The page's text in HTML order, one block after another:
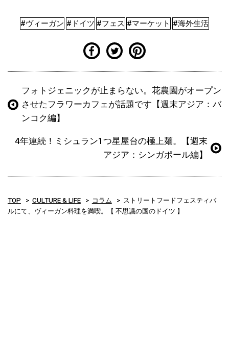
#ヴィーガン #ドイツ #フェス #マーケット #海外生活
フォトジェニックが止まらない。花農園がオープン
させたフラワーカフェが話題です【週末アジア：バ
ンコク編】
4年連続！ミシュラン1つ星屋台の極上麺。【週末
アジア：シンガポール編】
TOP CULTURE & LIFE コラム
ストリートフードフェスティバ
ルにて、ヴィーガン料理を満喫。【 不思議の国のドイツ 】